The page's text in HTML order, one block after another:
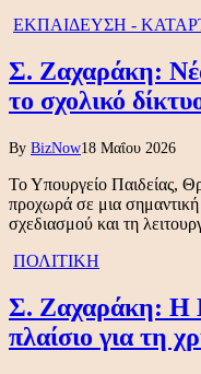
ΕΚΠΑΙΔΕΥΣΗ -
Σ. Ζαχαράκη:
το σχολικό
By BizNow18 Μαΐου 2026
Το Υπουργείο Παιδείας,
προχωρά σε μια
σχεδιασμού και τη
ΠΟΛΙΤΙΚΗ
Σ. Ζαχαράκη: Η
πλαίσιο για τη